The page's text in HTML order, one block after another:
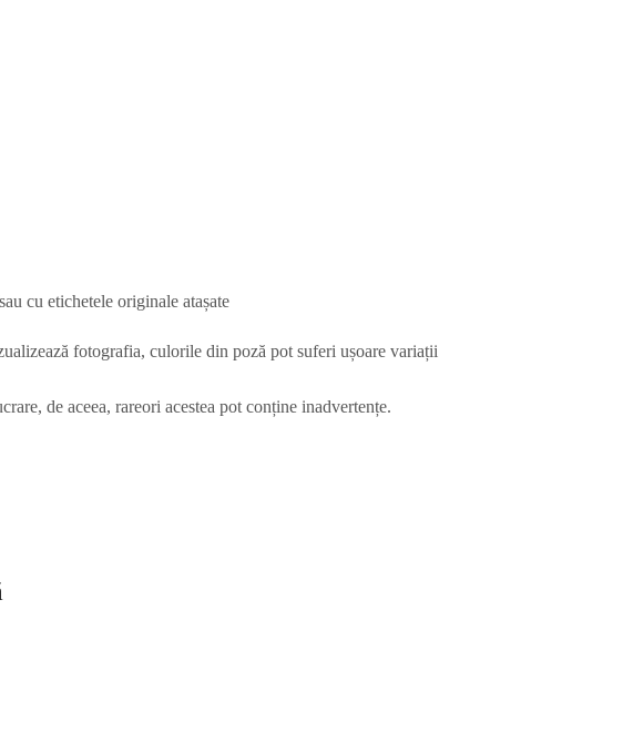
cu etichetele originale atașate
fotografia, culorile din poză pot suferi ușoare variații
de aceea, rareori acestea pot conține inadvertențe.